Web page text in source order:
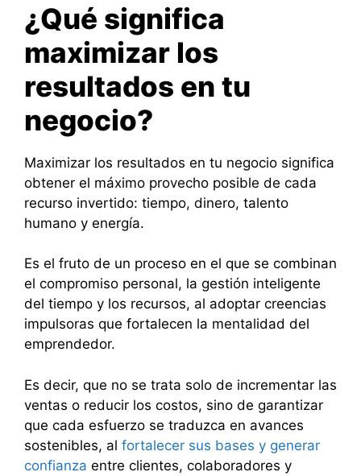
¿Qué significa
maximizar los
resultados en tu
negocio?
Maximizar los resultados en tu negocio significa
obtener el máximo provecho posible de cada
recurso invertido: tiempo, dinero, talento
humano y energía.
Es el fruto de un proceso en el que se combinan
el compromiso personal, la gestión inteligente
del tiempo y los recursos, al adoptar creencias
impulsoras que fortalecen la mentalidad del
emprendedor.
Es decir, que no se trata solo de incrementar las
ventas o reducir los costos, sino de garantizar
que cada esfuerzo se traduzca en avances
sostenibles, al fortalecer sus bases y generar
confianza entre clientes, colaboradores y